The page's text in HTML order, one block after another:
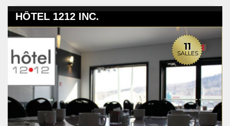
HÔTEL 1212 INC.
11
SALLES